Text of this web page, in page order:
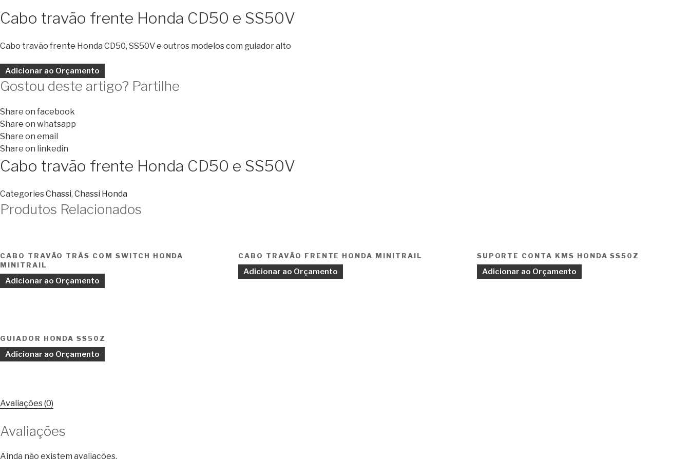
Cabo travão frente Honda CD50 e SS50V
Cabo travão frente Honda CD50, SS50V e outros modelos com guiador alto
Adicionar ao Orçamento
Gostou deste artigo? Partilhe
Share on facebook
Share on whatsapp
Share on email
Share on linkedin
Cabo travão frente Honda CD50 e SS50V
CategoriesChassi, Chassi Honda
Produtos Relacionados
CABO TRAVÃO TRÁS COM SWITCH HONDA
MINITRAIL
Adicionar ao Orçamento
CABO TRAVÃO FRENTE HONDA MINITRAIL
Adicionar ao Orçamento
SUPORTE CONTA KMS HONDA SS50Z
Adicionar ao Orçamento
GUIADOR HONDA SS50Z
Adicionar ao Orçamento
Avaliações (0)
Avaliações
Ainda não existem avaliações.